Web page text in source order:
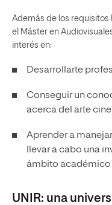
Además de los
el Máster en
interés en:
Desarrollarte
Conseguir un
acerca del arte
Aprender a
llevar a cabo una
ámbito académico
UNIR: una